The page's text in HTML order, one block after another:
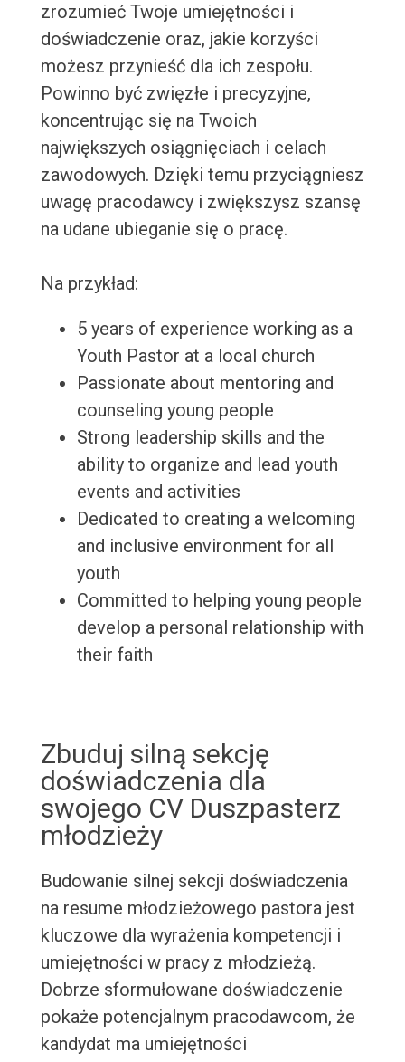
zrozumieć Twoje umiejętności i
doświadczenie oraz, jakie korzyści
możesz przynieść dla ich zespołu.
Powinno być zwięzłe i precyzyjne,
koncentrując się na Twoich
największych osiągnięciach i celach
zawodowych. Dzięki temu przyciągniesz
uwagę pracodawcy i zwiększysz szansę
na udane ubieganie się o pracę.
Na przykład:
5 years of experience working as a
Youth Pastor at a local church
Passionate about mentoring and
counseling young people
Strong leadership skills and the
ability to organize and lead youth
events and activities
Dedicated to creating a welcoming
and inclusive environment for all
youth
Committed to helping young people
develop a personal relationship with
their faith
Zbuduj silną sekcję
doświadczenia dla
swojego CV Duszpasterz
młodzieży
Budowanie silnej sekcji doświadczenia
na resume młodzieżowego pastora jest
kluczowe dla wyrażenia kompetencji i
umiejętności w pracy z młodzieżą.
Dobrze sformułowane doświadczenie
pokaże potencjalnym pracodawcom, że
kandydat ma umiejętności